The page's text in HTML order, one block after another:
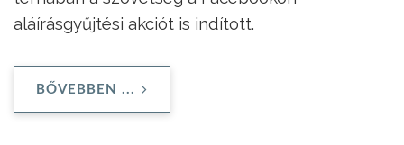
aláírásgyűjtési akciót is indított.
BŐVEBBEN ...